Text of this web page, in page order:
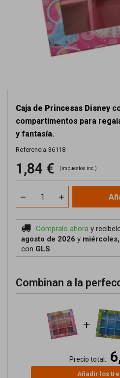
Caja de Princesas Disney
compartimentos para
y fantasía.
Referencia 36118
1,84 € (impuestos inc.)
Cómpralo ahora y
agosto de 2026 y
con GLS
Combinan a la
+
Precio total:
Añadir los